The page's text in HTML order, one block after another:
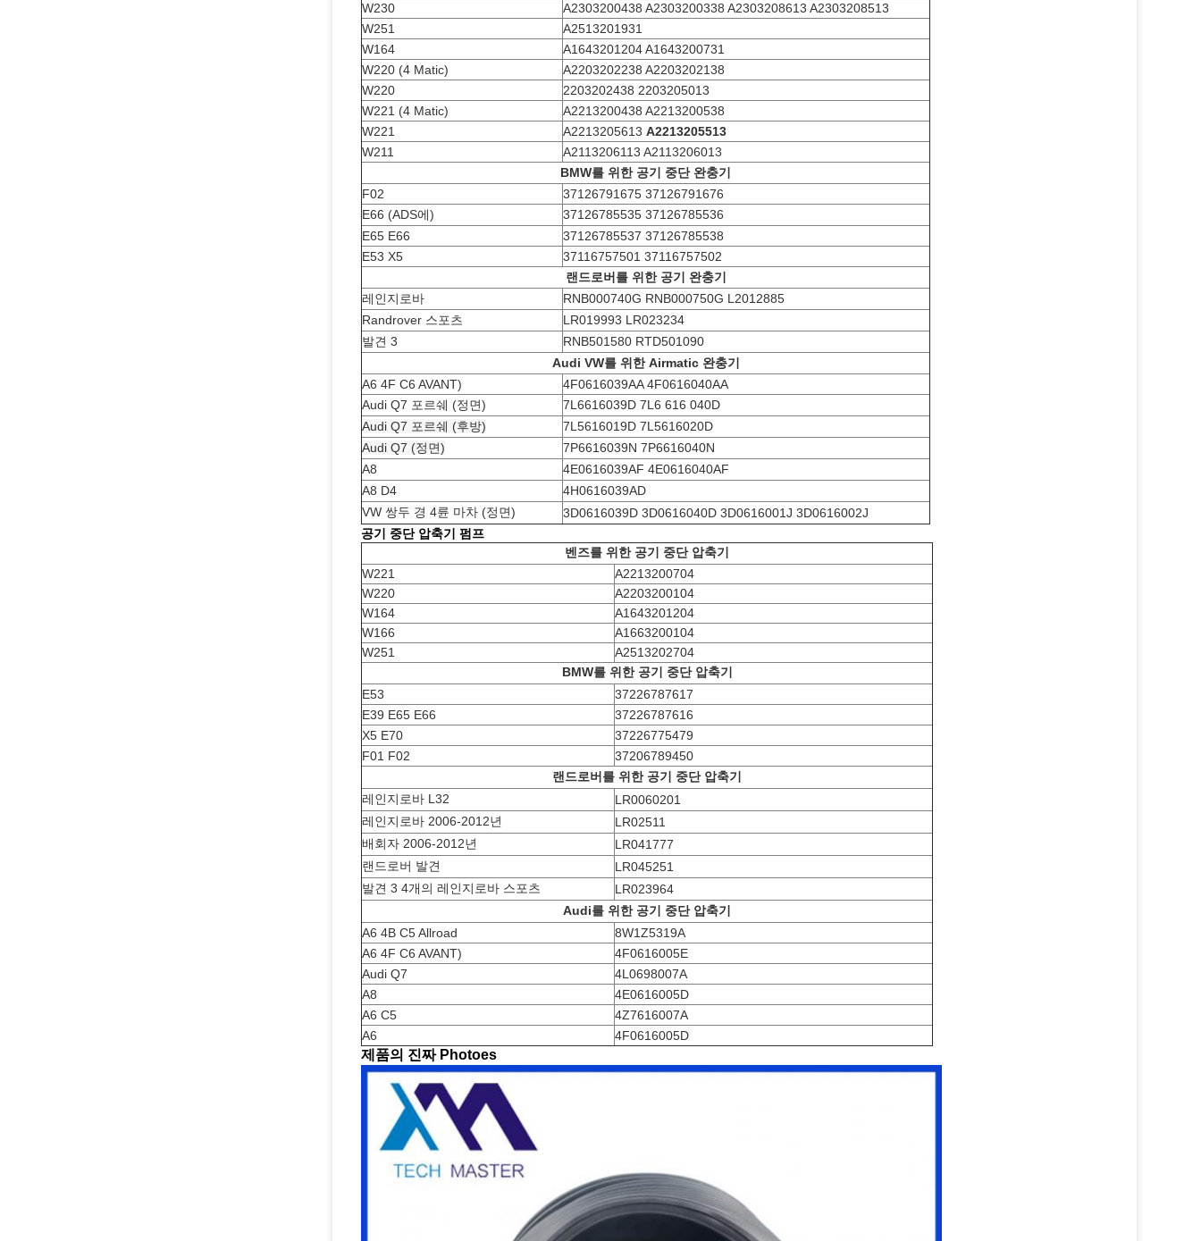
W230
A2303200438 A2303200338 A2303208613 A2303208513
W251
A2513201931
W164
A1643201204 A1643200731
W220 (4 Matic)
A2203202238 A2203202138
W220
2203202438 2203205013
W221 (4 Matic)
A2213200438 A2213200538
W221
A2213205613 A2213205513
W211
A2113206113 A2113206013
BMW를 위한 공기 중단 완충기
F02
37126791675 37126791676
E66 (ADS에)
37126785535 37126785536
E65 E66
37126785537 37126785538
E53 X5
37116757501 37116757502
랜드로버를 위한 공기 완충기
레인지로바
RNB000740G RNB000750G L2012885
Randrover 스포츠
LR019993 LR023234
발견 3
RNB501580 RTD501090
Audi VW를 위한 Airmatic 완충기
A6 4F C6 AVANT)
4F0616039AA 4F0616040AA
Audi Q7 포르쉐 (정면)
7L6616039D 7L6 616 040D
Audi Q7 포르쉐 (후방)
7L5616019D 7L5616020D
Audi Q7 (정면)
7P6616039N 7P6616040N
A8
4E0616039AF 4E0616040AF
A8 D4
4H0616039AD
VW 쌍두 경 4륜 마차 (정면)
3D0616039D 3D0616040D 3D0616001J 3D0616002J
공기 중단 압축기 펌프
벤즈를 위한 공기 중단 압축기
W221
A2213200704
W220
A2203200104
W164
A1643201204
W166
A1663200104
W251
A2513202704
BMW를 위한 공기 중단 압축기
E53
37226787617
E39 E65 E66
37226787616
X5 E70
37226775479
F01 F02
37206789450
랜드로버를 위한 공기 중단 압축기
레인지로바 L32
LR0060201
레인지로바 2006-2012년
LR02511
배회자 2006-2012년
LR041777
랜드로버 발견
LR045251
발견 3 4개의 레인지로바 스포츠
LR023964
Audi를 위한 공기 중단 압축기
A6 4B C5 Allroad
8W1Z5319A
A6 4F C6 AVANT)
4F0616005E
Audi Q7
4L0698007A
A8
4E0616005D
A6 C5
4Z7616007A
A6
4F0616005D
제품의 진짜 Photoes